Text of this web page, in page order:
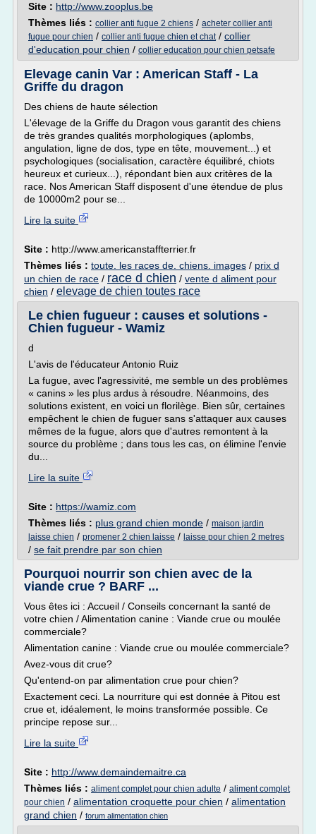
Site : http://www.zooplus.be
Thèmes liés : collier anti fugue 2 chiens / acheter collier anti
fugue pour chien / collier anti fugue chien et chat/ collier
d'education pour chien / collier education pour chien petsafe
Elevage canin Var : American Staff - La
Griffe du dragon
Des chiens de haute sélection
L'élevage de la Griffe du Dragon vous garantit des chiens
de très grandes qualités morphologiques (aplombs,
angulation, ligne de dos, type en tête, mouvement...) et
psychologiques (socialisation, caractère équilibré, chiots
heureux et curieux...), répondant bien aux critères de la
race. Nos American Staff disposent d'une étendue de plus
de 10000m2 pour se...
Lire la suite
Site : http://www.americanstaffterrier.fr
Thèmes liés : toute. les races de. chiens. images / prix d
un chien de race / race d chien / vente d aliment pour
chien / elevage de chien toutes race
Le chien fugueur : causes et solutions -
Chien fugueur - Wamiz
d
L'avis de l'éducateur Antonio Ruiz
La fugue, avec l'agressivité, me semble un des problèmes
« canins » les plus ardus à résoudre. Néanmoins, des
solutions existent, en voici un florilège. Bien sûr, certaines
empêchent le chien de fuguer sans s'attaquer aux causes
mêmes de la fugue, alors que d'autres remontent à la
source du problème ; dans tous les cas, on élimine l'envie
du...
Lire la suite
Site : https://wamiz.com
Thèmes liés : plus grand chien monde / maison jardin
laisse chien / promener 2 chien laisse / laisse pour chien 2 metres
/ se fait prendre par son chien
Pourquoi nourrir son chien avec de la
viande crue ? BARF ...
Vous êtes ici : Accueil / Conseils concernant la santé de
votre chien / Alimentation canine : Viande crue ou moulée
commerciale?
Alimentation canine : Viande crue ou moulée commerciale?
Avez-vous dit crue?
Qu'entend-on par alimentation crue pour chien?
Exactement ceci. La nourriture qui est donnée à Pitou est
crue et, idéalement, le moins transformée possible. Ce
principe repose sur...
Lire la suite
Site : http://www.demaindemaitre.ca
Thèmes liés : aliment complet pour chien adulte / aliment complet
pour chien / alimentation croquette pour chien / alimentation
grand chien / forum alimentation chien